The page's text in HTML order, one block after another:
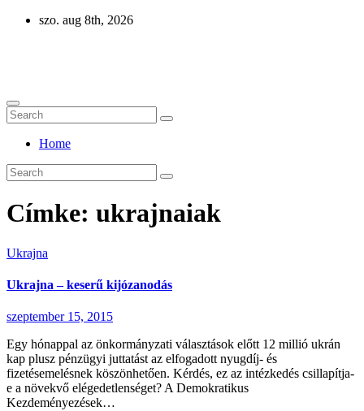
Skip
szo. aug 8th, 2026
Home
Címke: ukrajnaiak
Ukrajna
Ukrajna – keserű kijózanodás
szeptember 15, 2015
Egy hónappal az önkormányzati választások előtt 12 millió ukrán
kap plusz pénzügyi juttatást az elfogadott nyugdíj- és
fizetésemelésnek köszönhetően. Kérdés, ez az intézkedés csillapítja-
e a növekvő elégedetlenséget? A Demokratikus
Kezdeményezések…